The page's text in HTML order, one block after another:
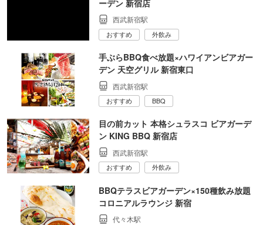
ーデン 新宿店
西武新宿駅
おすすめ 外飲み
手ぶらBBQ食べ放題×ハワイアンビアガー
デン 天空グリル 新宿東口
西武新宿駅
おすすめ BBQ
目の前カット 本格シュラスコ ビアガーデ
ン KING BBQ 新宿店
西武新宿駅
おすすめ 外飲み
BBQテラスビアガーデン×150種飲み放題
コロニアルラウンジ 新宿
代々木駅